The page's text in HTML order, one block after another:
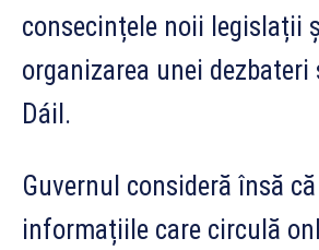
consecințele noii legislații
organizarea unei dezbateri
Dáil.
Guvernul consideră însă
informațiile care circulă